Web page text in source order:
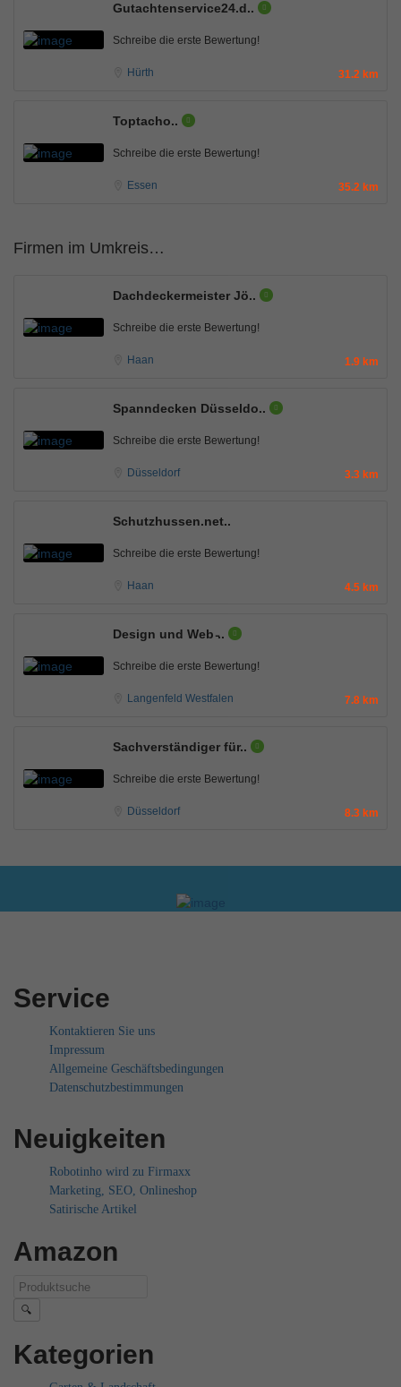
Gutachtenservice24.d..
Schreibe die erste Bewertung!
Hürth 31.2 km
Toptacho..
Schreibe die erste Bewertung!
Essen 35.2 km
Firmen im Umkreis…
Dachdeckermeister Jö..
Schreibe die erste Bewertung!
Haan 1.9 km
Spanndecken Düsseldo..
Schreibe die erste Bewertung!
Düsseldorf 3.3 km
Schutzhussen.net..
Schreibe die erste Bewertung!
Haan 4.5 km
Design und Web ̵..
Schreibe die erste Bewertung!
Langenfeld Westfalen 7.8 km
Sachverständiger für..
Schreibe die erste Bewertung!
Düsseldorf 8.3 km
Service
Kontaktieren Sie uns
Impressum
Allgemeine Geschäftsbedingungen
Datenschutzbestimmungen
Neuigkeiten
Robotinho wird zu Firmaxx
Marketing, SEO, Onlineshop
Satirische Artikel
Amazon
🔍
Kategorien